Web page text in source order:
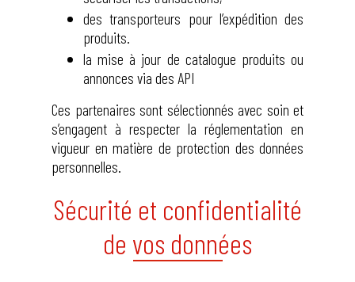
des transporteurs pour l’expédition des
produits.
la mise à jour de catalogue produits ou
annonces via des API
Ces partenaires sont sélectionnés avec soin et
s’engagent à respecter la réglementation en
vigueur en matière de protection des données
personnelles.
Sécurité et confidentialité
de vos données